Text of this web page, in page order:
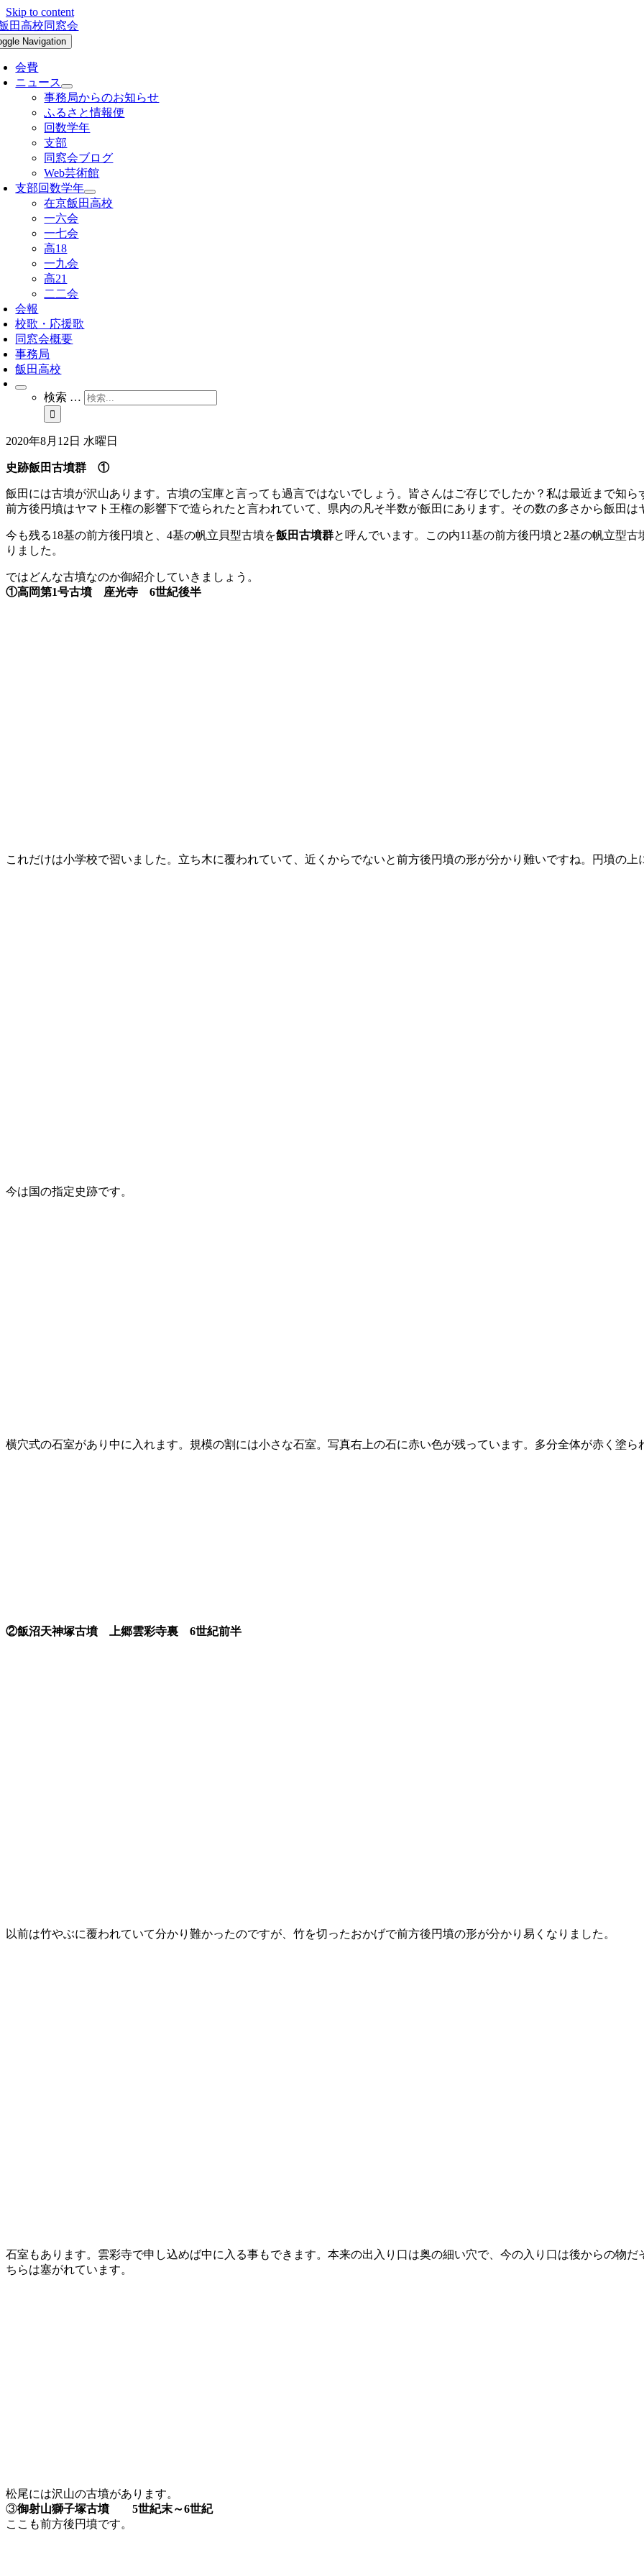
Skip to content
Navigation
会費
ニュース
事務局からのお知らせ
ふるさと情報便
回数学年
支部
同窓会ブログ
Web芸術館
支部回数学年
在京飯田高校
一六会
一七会
高18
一九会
高21
二二会
会報
校歌・応援歌
同窓会概要
事務局
飯田高校
検索 …
2020年8月12日 水曜日
史跡飯田古墳群 ①
飯田には古墳が沢山あります。古墳の宝庫と言っても過言ではないでしょう。皆さんはご存じでしたか？私は最近まで知ら
前方後円墳はヤマト王権の影響下で造られたと言われていて、県内の凡そ半数が飯田にあります。その数の多さから飯田は
今も残る18基の前方後円墳と、4基の帆立貝型古墳を飯田古墳群と呼んでいます。この内11基の前方後円墳と2基の帆立型
りました。
ではどんな古墳なのか御紹介していきましょう。
①高岡第1号古墳 座光寺 6世紀後半
これだけは小学校で習いました。立ち木に覆われていて、近くからでないと前方後円墳の形が分かり難いですね。円墳の
今は国の指定史跡です。
横穴式の石室があり中に入れます。規模の割には小さな石室。写真右上の石に赤い色が残っています。多分全体が赤く塗ら
②飯沼天神塚古墳 上郷雲彩寺裏 6世紀前半
以前は竹やぶに覆われていて分かり難かったのですが、竹を切ったおかげで前方後円墳の形が分かり易くなりました。
石室もあります。雲彩寺で申し込めば中に入る事もできます。本来の出入り口は奥の細い穴で、今の入り口は後からの物
ちらは塞がれています。
松尾には沢山の古墳があります。
③御射山獅子塚古墳 5世紀末～6世紀
ここも前方後円墳です。